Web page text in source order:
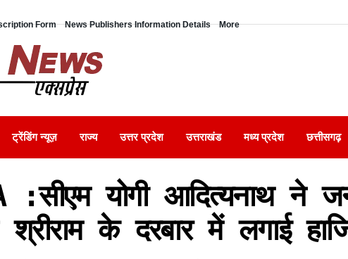
Form News Publishers Information Details More
ट्रेंडिंग न्यूज़ राज्य उत्तर प्रदेश उत्तराखंड मध्य प्रदेश छत्तीसगढ़
:सीएम योगी आदित्यनाथ ने
के दरबार में लगाई